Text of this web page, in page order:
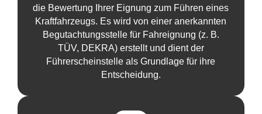
die Bewertung Ihrer Eignung zum Führen eines
Kraftfahrzeugs. Es wird von einer anerkannten
Begutachtungsstelle für Fahreignung (z. B.
TÜV, DEKRA) erstellt und dient der
Führerscheinstelle als Grundlage für ihre
Entscheidung.